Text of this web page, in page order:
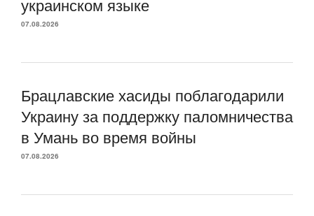
07.08.2026
Брацлавские хасиды поблагодарили
Украину за поддержку паломничества
в Умань во время войны
07.08.2026